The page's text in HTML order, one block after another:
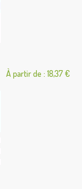
À partir de : 18,37 €